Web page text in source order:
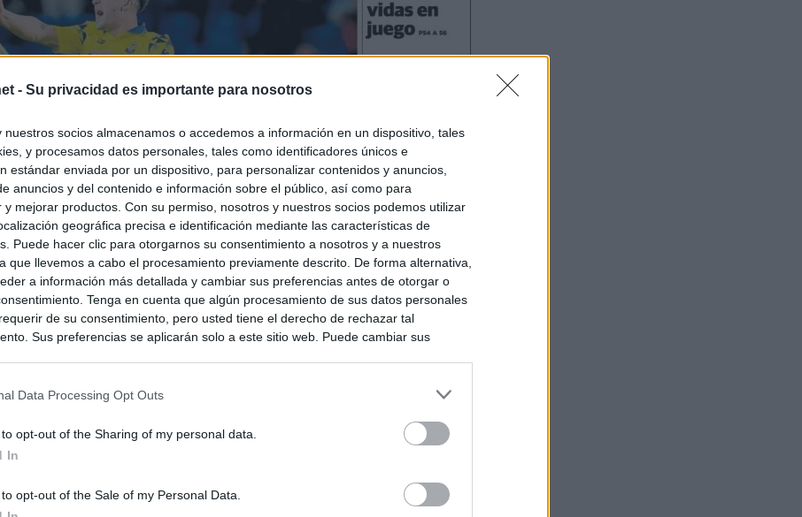
- Su privacidad es importante para nosotros
nuestros socios almacenamos o accedemos a información en un dispositivo, tales
y procesamos datos personales, tales como identificadores únicos e
estándar enviada por un dispositivo, para personalizar contenidos y anuncios,
anuncios y del contenido e información sobre el público, así como para
y mejorar productos. Con su permiso, nosotros y nuestros socios podemos utilizar
geográfica precisa e identificación mediante las características de
Puede hacer clic para otorgarnos su consentimiento a nosotros y a nuestros
que llevemos a cabo el procesamiento previamente descrito. De forma alternativa,
a información más detallada y cambiar sus preferencias antes de otorgar o
Tenga en cuenta que algún procesamiento de sus datos personales
de su consentimiento, pero usted tiene el derecho de rechazar tal
Sus preferencias se aplicarán solo a este sitio web. Puede cambiar sus
Data Processing Opt Outs
opt-out of the Sharing of my personal data.
In
opt-out of the Sale of my Personal Data.